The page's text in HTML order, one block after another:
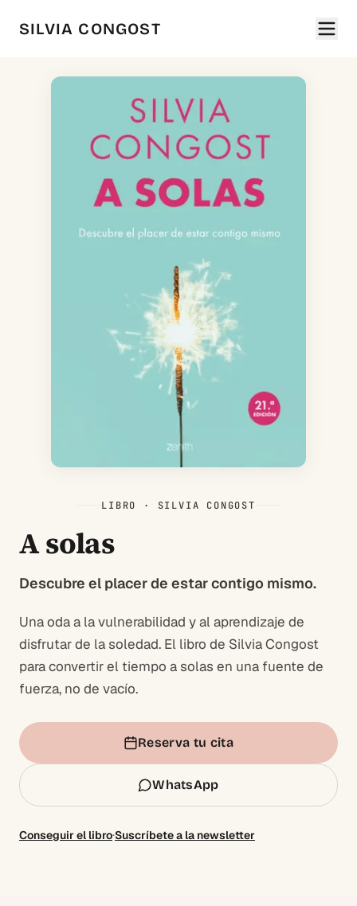
SILVIA CONGOST
LIBRO · SILVIA CONGOST
A solas
Descubre el placer de estar contigo mismo.
Una oda a la vulnerabilidad y al aprendizaje de
disfrutar de la soledad. El libro de Silvia Congost
para convertir el tiempo a solas en una fuente de
fuerza, no de vacío.
Reserva tu cita
WhatsApp
Conseguir el libro·Suscríbete a la newsletter